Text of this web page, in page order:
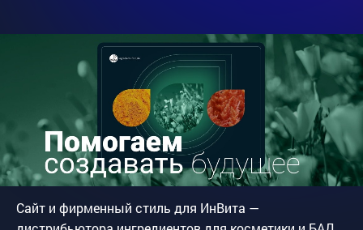
Сайт и фирменный стиль для ИнВита —